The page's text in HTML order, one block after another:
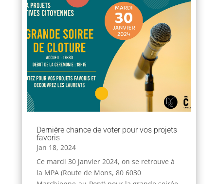
Dernière chance de voter pour vos projets
favoris
Jan 18, 2024
Ce mardi 30 janvier 2024, on se retrouve à
la MPA (Route de Mons, 80 6030